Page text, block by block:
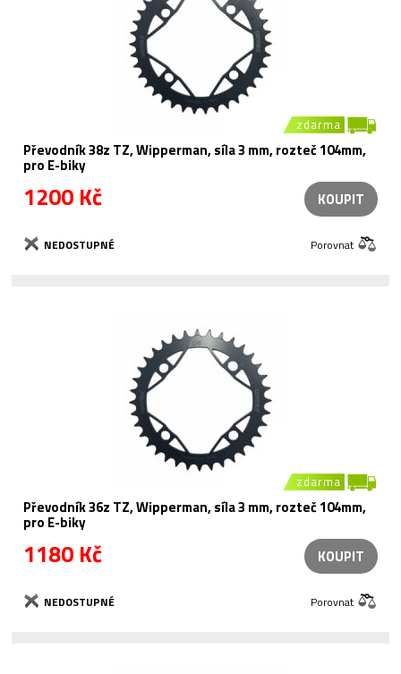
zdarma
Převodník 38z TZ, Wipperman, síla 3 mm, rozteč 104mm,
pro E-biky
1200 Kč KOUPIT
NEDOSTUPNÉ Porovnat
zdarma
Převodník 36z TZ, Wipperman, síla 3 mm, rozteč 104mm,
pro E-biky
1180 Kč KOUPIT
NEDOSTUPNÉ Porovnat